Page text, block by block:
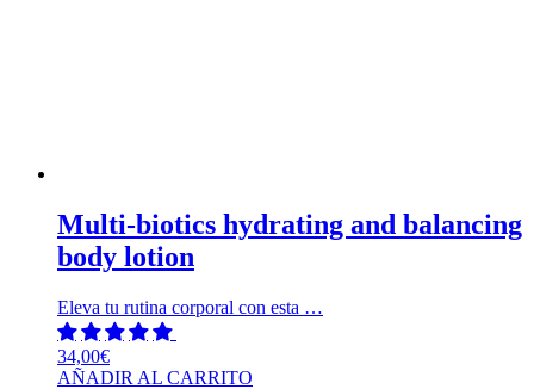
Multi-biotics hydrating and balancing
body lotion
Eleva tu rutina corporal con esta …
34,00€
AÑADIR AL CARRITO